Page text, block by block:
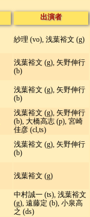
出演者
紗理 (vo), 浅葉裕文 (g)
浅葉裕文 (g), 矢野伸行
(b)
浅葉裕文 (g), 矢野伸行
(b)
浅葉裕文 (g), 矢野伸行
(b), 大橋高志 (p), 宮崎
佳彦 (cl,ts)
浅葉裕文 (g), 矢野伸行
(b)
浅葉裕文 (g)
中村誠一 (ts), 浅葉裕文
(g), 遠藤定 (b), 小泉高
之 (ds)